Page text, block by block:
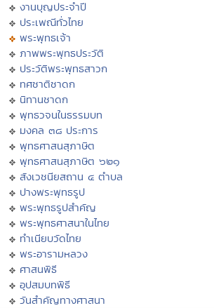
งานบุญประจำปี
ประเพณีทั่วไทย
พระพุทธเจ้า
ภาพพระพุทธประวัติ
ประวัติพระพุทธสาวก
ทศชาติชาดก
นิทานชาดก
พุทธวจนในธรรมบท
มงคล ๓๘ ประการ
พุทธศาสนสุภาษิต
พุทธศาสนสุภาษิต ๖๒๑
สังเวชนียสถาน ๔ ตำบล
ปางพระพุทธรูป
พระพุทธรูปสำคัญ
พระพุทธศาสนาในไทย
ทำเนียบวัดไทย
พระอารามหลวง
ศาสนพิธี
อุปสมบทพิธี
วันสำคัญทางศาสนา